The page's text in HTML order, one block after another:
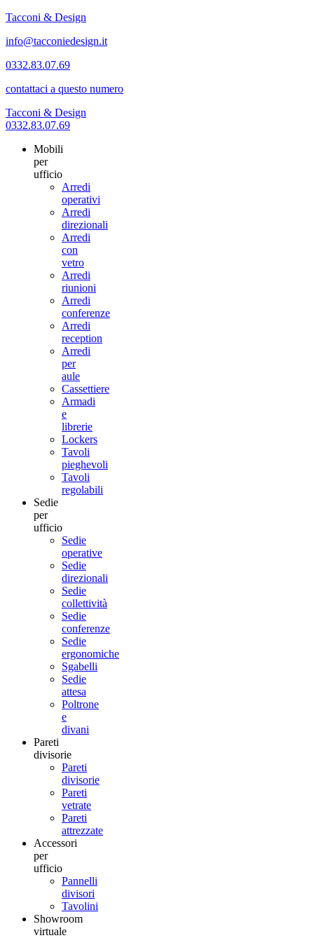
Tacconi & Design
info@tacconiedesign.it
0332.83.07.69
contattaci a questo numero
Tacconi & Design
0332.83.07.69
Mobili
per
ufficio
Arredi
operativi
Arredi
direzionali
Arredi
con
vetro
Arredi
riunioni
Arredi
conferenze
Arredi
reception
Arredi
per
aule
Cassettiere
Armadi
e
librerie
Lockers
Tavoli
pieghevoli
Tavoli
regolabili
Sedie
per
ufficio
Sedie
operative
Sedie
direzionali
Sedie
collettività
Sedie
conferenze
Sedie
ergonomiche
Sgabelli
Sedie
attesa
Poltrone
e
divani
Pareti
divisorie
Pareti
divisorie
Pareti
vetrate
Pareti
attrezzate
Accessori
per
ufficio
Pannelli
divisori
Tavolini
Showroom
virtuale